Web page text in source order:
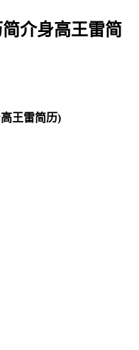
介身高王雷简
王雷简历)